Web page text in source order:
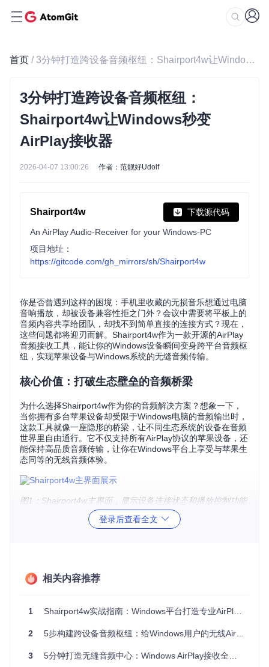
首页 / 3分钟打造跨设备音频枢纽：Shairport4w让Windows秒变AirPlay接收器
3分钟打造跨设备音频枢纽：
Shairport4w让Windows秒变
AirPlay接收器
2026-04-07 13:00:26 作者：范靓好Udolf
Shairport4w 下载源代码
An AirPlay Audio-Receiver for your Windows-PC
项目地址：
https://gitcode.com/gh_mirrors/sh/Shairport4w
你是否曾遇到这样的困境：手机里收藏的无损音乐想通过电脑
音响播放，却被设备兼容性拒之门外？会议中需要将平板上的
音频内容共享给团队，却找不到简单直接的连接方式？现在，
这些问题都将迎刃而解。Shairport4w作为一款开源的AirPlay
音频接收工具，能让你的Windows设备瞬间变身跨平台音频枢
纽，实现苹果设备与Windows系统的无缝音频传输。
核心价值：打破生态壁垒的音频桥梁
为什么选择Shairport4w作为你的音频解决方案？想象一下，
当你拥有多台苹果设备却受限于Windows电脑的音频输出时，
这款工具就像一座隐形的桥梁，让不同生态系统的设备在音频
世界里自由通行。它不仅支持所有AirPlay协议的苹果设备，还
能保持高品质音频传输，让你在Windows平台上享受与苹果生
态同等的无线音频体验。
图1：Shairport4w主界面，显示设备连接状态和播放控制功能
场景化方案：三大核心场景的实战应用
的Windows电脑连接高品质音箱。只需启动Shairport4w，在
如此简单。
办公协作利器：会议音频无缝共享
商务会议中，主讲人用iPad播放演示音频，所有参会者通过连
接会议室的Windows电脑即可清晰聆听。Shairport4w的低延
登录后查看全文
相关内容推荐
1 Shairport4w实战指南：Windows平台打造专业AirPlay音频接收系统
2 5步构建跨设备音频枢纽：给Windows用户的无线AirPlay解决方案
3 5分钟打造无缝音频中心：Windows AirPlay接收全攻略